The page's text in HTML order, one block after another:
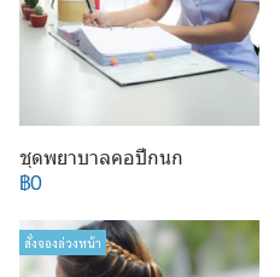
ชุดพยาบาลคอปีกนก
฿0
สั่งจองล่วงหน้า